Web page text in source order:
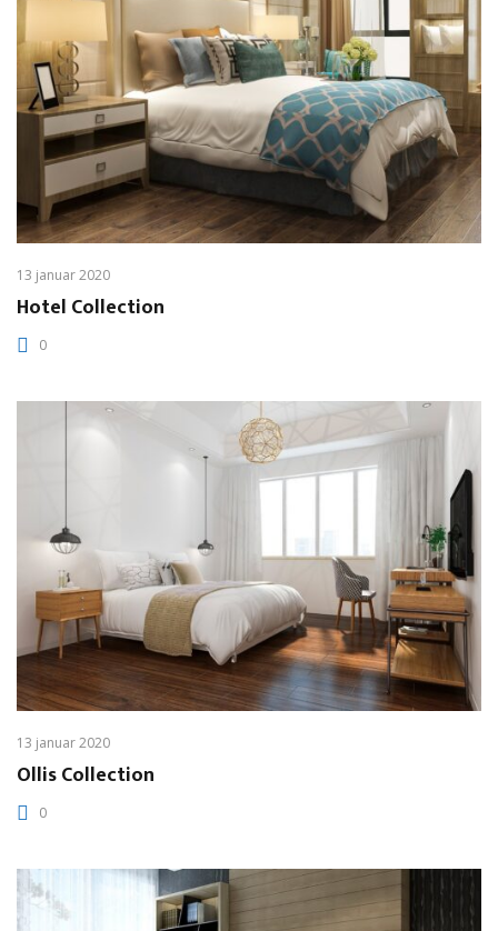
13 januar 2020
Hotel Collection
0
13 januar 2020
Ollis Collection
0